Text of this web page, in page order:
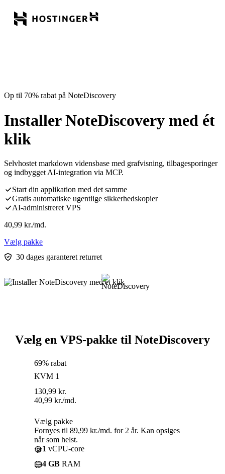
Op til 70% rabat på NoteDiscovery
Installer NoteDiscovery med ét
klik
Selvhostet markdown vidensbase med grafvisning, tilbagesporinger
og indbygget AI-integration via MCP.
Start din applikation med det samme
Gratis automatiske ugentlige sikkerhedskopier
AI-administreret VPS
40,99 kr./md.
Vælg pakke
30 dages garanteret returret
Vælg en VPS-pakke til NoteDiscovery
69% rabat
KVM 1
130,99 kr.
40,99 kr./md.
Vælg pakke
Fornyes til 89,99 kr./md. for 2 år. Kan opsiges
når som helst.
1 vCPU-core
4 GB RAM